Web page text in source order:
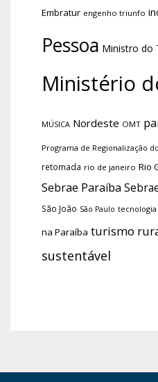
Embratur engenho triunfo
Pessoa Ministro do
Ministério
MÚSICA Nordeste OMT
Programa de Regionalização
retomada rio de janeiro Rio
Sebrae Paraíba
São João São Paulo tecnologia
na Paraíba turismo
sustentável